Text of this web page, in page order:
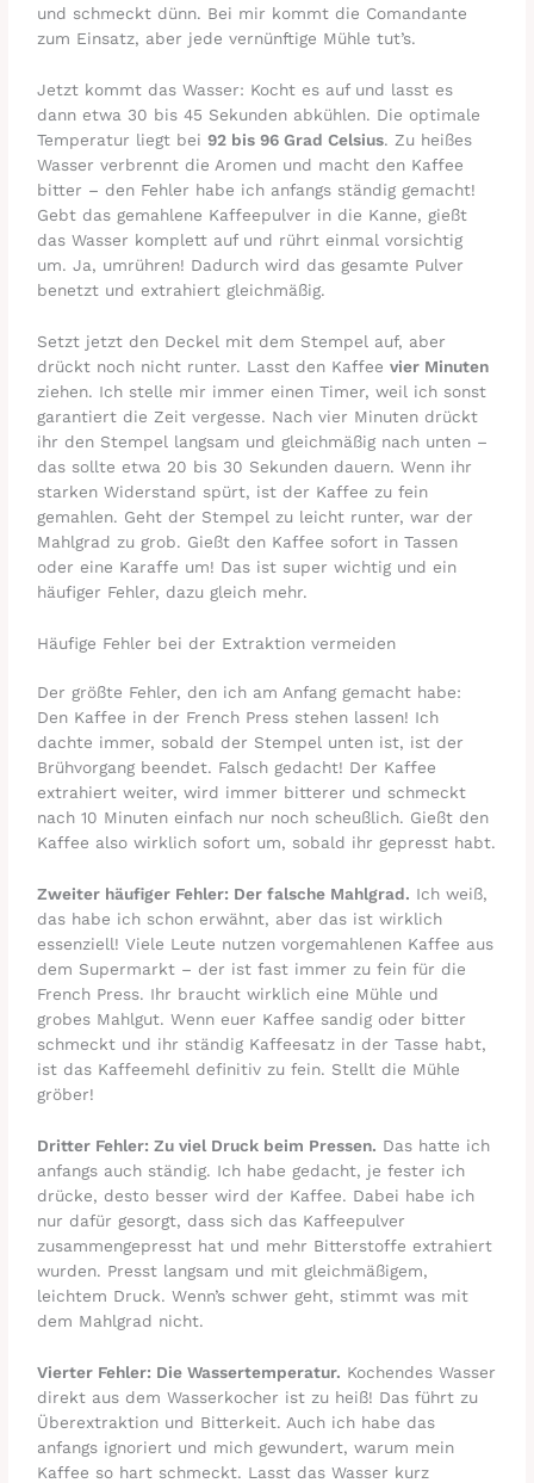
und schmeckt dünn. Bei mir kommt die Comandante
zum Einsatz, aber jede vernünftige Mühle tut’s.
Jetzt kommt das Wasser: Kocht es auf und lasst es
dann etwa 30 bis 45 Sekunden abkühlen. Die optimale
Temperatur liegt bei92 bis 96 Grad Celsius. Zu heißes
Wasser verbrennt die Aromen und macht den Kaffee
bitter – den Fehler habe ich anfangs ständig gemacht!
Gebt das gemahlene Kaffeepulver in die Kanne, gießt
das Wasser komplett auf und rührt einmal vorsichtig
um. Ja, umrühren! Dadurch wird das gesamte Pulver
benetzt und extrahiert gleichmäßig.
Setzt jetzt den Deckel mit dem Stempel auf, aber
drückt noch nicht runter. Lasst den Kaffeevier Minuten
ziehen. Ich stelle mir immer einen Timer, weil ich sonst
garantiert die Zeit vergesse. Nach vier Minuten drückt
ihr den Stempel langsam und gleichmäßig nach unten –
das sollte etwa 20 bis 30 Sekunden dauern. Wenn ihr
starken Widerstand spürt, ist der Kaffee zu fein
gemahlen. Geht der Stempel zu leicht runter, war der
Mahlgrad zu grob. Gießt den Kaffee sofort in Tassen
oder eine Karaffe um! Das ist super wichtig und ein
häufiger Fehler, dazu gleich mehr.
Häufige Fehler bei der Extraktion vermeiden
Der größte Fehler, den ich am Anfang gemacht habe:
Den Kaffee in der French Press stehen lassen! Ich
dachte immer, sobald der Stempel unten ist, ist der
Brühvorgang beendet. Falsch gedacht! Der Kaffee
extrahiert weiter, wird immer bitterer und schmeckt
nach 10 Minuten einfach nur noch scheußlich. Gießt den
Kaffee also wirklich sofort um, sobald ihr gepresst habt.
Zweiter häufiger Fehler: Der falsche Mahlgrad. Ich weiß,
das habe ich schon erwähnt, aber das ist wirklich
essenziell! Viele Leute nutzen vorgemahlenen Kaffee aus
dem Supermarkt – der ist fast immer zu fein für die
French Press. Ihr braucht wirklich eine Mühle und
grobes Mahlgut. Wenn euer Kaffee sandig oder bitter
schmeckt und ihr ständig Kaffeesatz in der Tasse habt,
ist das Kaffeemehl definitiv zu fein. Stellt die Mühle
gröber!
Dritter Fehler: Zu viel Druck beim Pressen. Das hatte ich
anfangs auch ständig. Ich habe gedacht, je fester ich
drücke, desto besser wird der Kaffee. Dabei habe ich
nur dafür gesorgt, dass sich das Kaffeepulver
zusammengepresst hat und mehr Bitterstoffe extrahiert
wurden. Presst langsam und mit gleichmäßigem,
leichtem Druck. Wenn’s schwer geht, stimmt was mit
dem Mahlgrad nicht.
Vierter Fehler: Die Wassertemperatur. Kochendes Wasser
direkt aus dem Wasserkocher ist zu heiß! Das führt zu
Überextraktion und Bitterkeit. Auch ich habe das
anfangs ignoriert und mich gewundert, warum mein
Kaffee so hart schmeckt. Lasst das Wasser kurz